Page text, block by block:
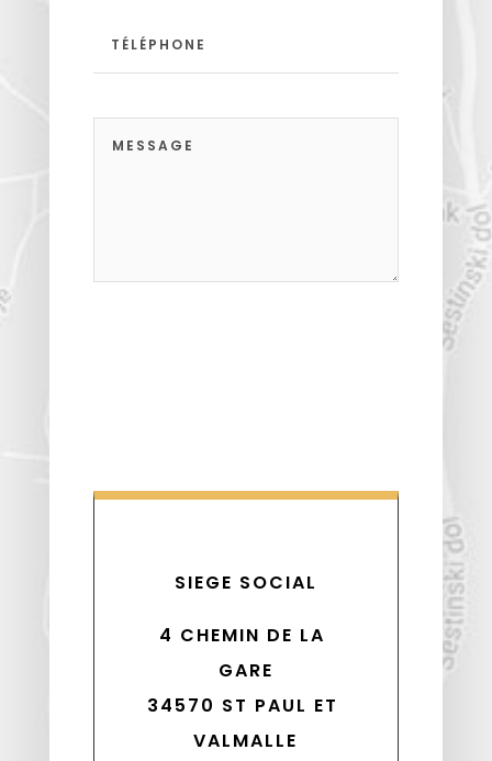
SIEGE SOCIAL
4 CHEMIN DE LA
GARE
34570 ST PAUL ET
VALMALLE